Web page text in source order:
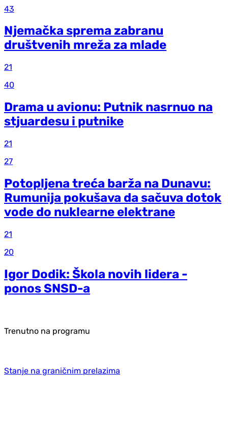
43
Njemačka sprema zabranu
društvenih mreža za mlade
21
40
Drama u avionu: Putnik nasrnuo na
stjuardesu i putnike
21
27
Potopljena treća barža na Dunavu:
Rumunija pokušava da sačuva dotok
vode do nuklearne elektrane
21
20
Igor Dodik: Škola novih lidera -
ponos SNSD-a
Trenutno na programu
Stanje na graničnim prelazima